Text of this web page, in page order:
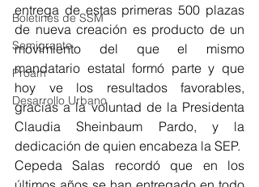
Boletines de SSM
Semigrante
Proam
Desarrollo Urbano
entrega de estas primeras 500 plazas
de nueva creación es producto de un
movimiento del que el mismo
mandatario estatal formó parte y que
hoy ve los resultados favorables,
gracias a la voluntad de la Presidenta
Claudia Sheinbaum Pardo, y la
dedicación de quien encabeza la SEP.
Cepeda Salas recordó que en los